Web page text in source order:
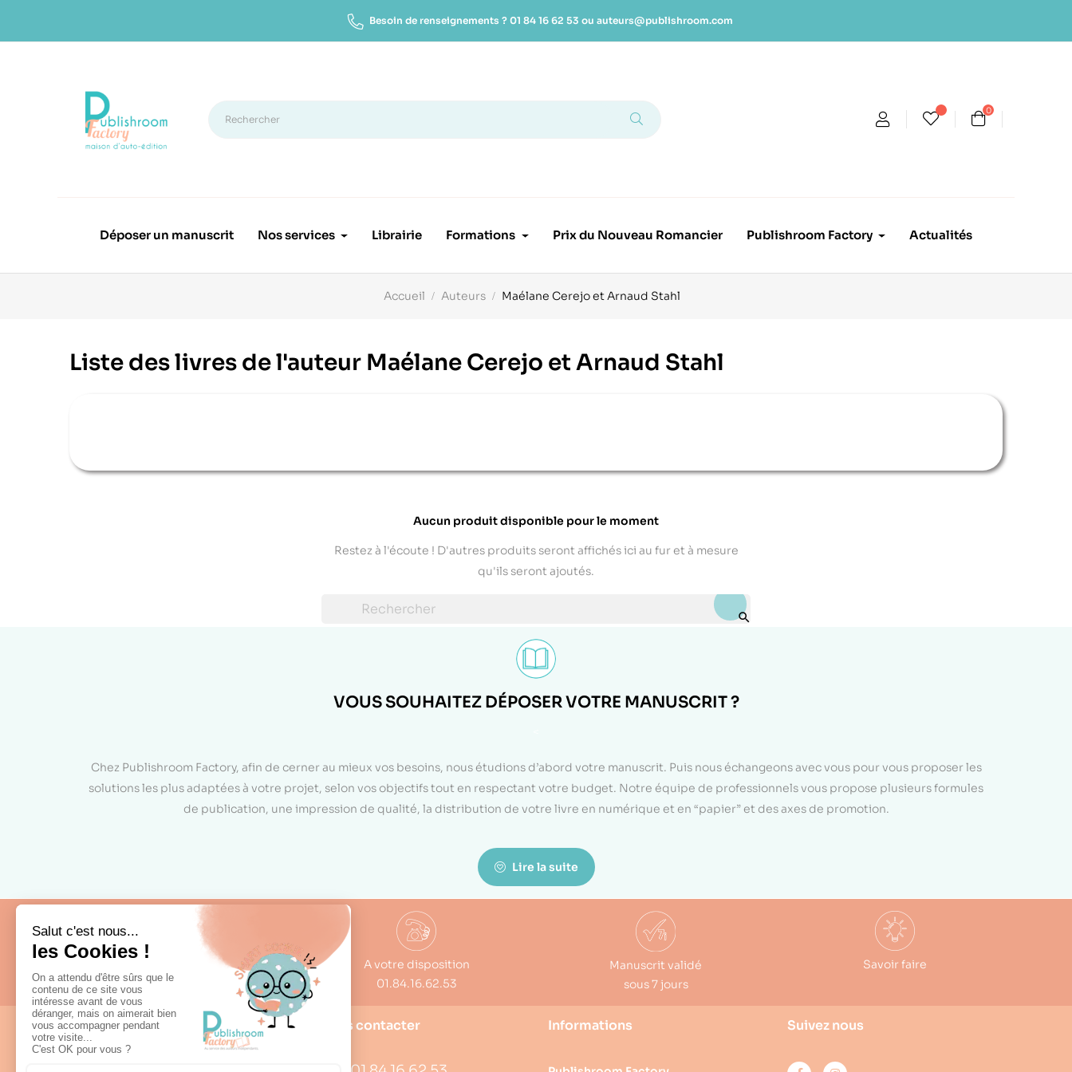
Besoin de renseignements ? 01 84 16 62 53 ou auteurs@publishroom.com
0
Déposer un manuscrit Nos services Librairie Formations Prix du Nouveau Romancier Publishroom Factory Actualités
Accueil Auteurs Maélane Cerejo et Arnaud Stahl
Liste des livres de l'auteur Maélane Cerejo et Arnaud Stahl
Aucun produit disponible pour le moment
Restez à l'écoute ! D'autres produits seront affichés ici au fur et à mesure
qu'ils seront ajoutés.

VOUS SOUHAITEZ DÉPOSER VOTRE MANUSCRIT ?
Chez Publishroom Factory, afin de cerner au mieux vos besoins, nous étudions d’abord votre manuscrit. Puis nous échangeons avec vous pour vous proposer les
solutions les plus adaptées à votre projet, selon vos objectifs tout en respectant votre budget. Notre équipe de professionnels vous propose plusieurs formules
de publication, une impression de qualité, la distribution de votre livre en numérique et en “papier” et des axes de promotion.
Lire la suite
Fabrication française
A votre disposition
01.84.16.62.53
Manuscrit validé
sous 7 jours
Savoir faire
Nous contacter Informations Suivez nous